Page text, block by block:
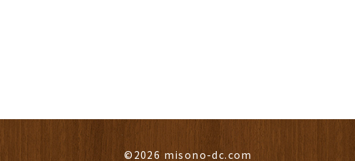
©2026 misono-dc.com